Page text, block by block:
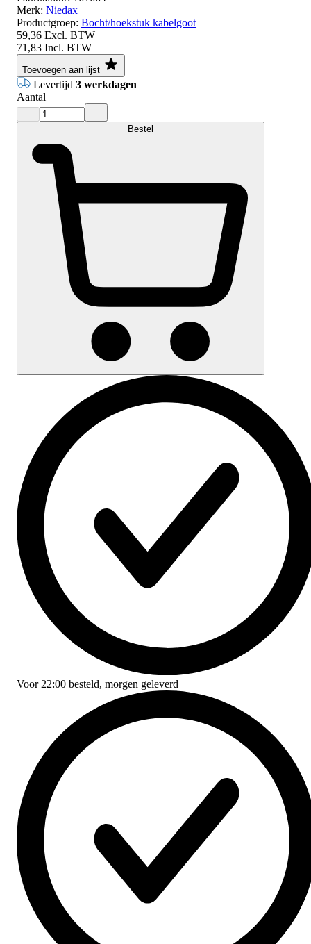
Merk: Niedax
Productgroep: Bocht/hoekstuk kabelgoot
59,36 Excl. BTW
71,83 Incl. BTW
Toevoegen aan lijst
Levertijd 3 werkdagen
Aantal
Bestel
Voor 22:00 besteld, morgen geleverd